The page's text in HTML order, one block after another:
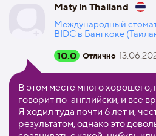
Maty in Thailand
Международный
BIDC в Бангкоке
10.0 Отлично
В этом месте много
говорит по-английски, и все
Я ходил туда почти 6 лет и,
результатом, однако это